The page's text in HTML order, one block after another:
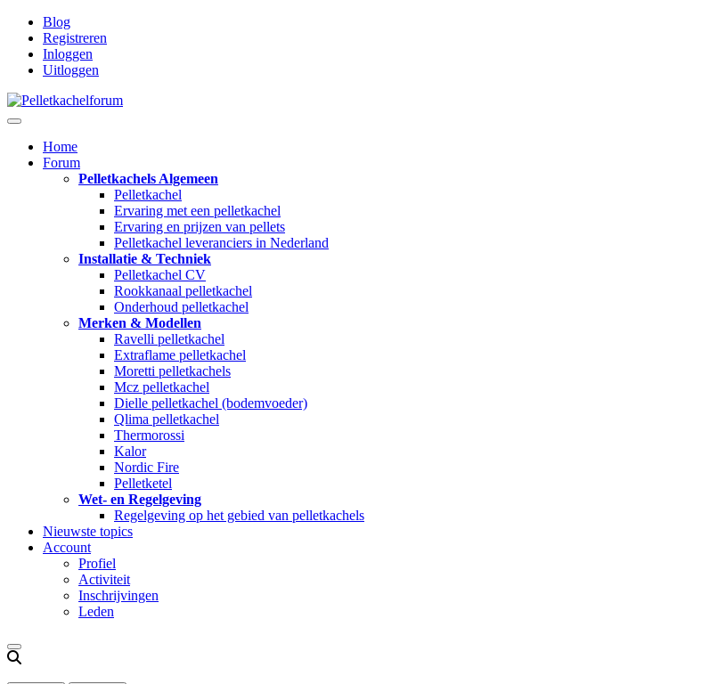
Blog
Registreren
Inloggen
Uitloggen
Home
Forum
Pelletkachels Algemeen
Pelletkachel
Ervaring met een pelletkachel
Ervaring en prijzen van pellets
Pelletkachel leveranciers in Nederland
Installatie & Techniek
Pelletkachel CV
Rookkanaal pelletkachel
Onderhoud pelletkachel
Merken & Modellen
Ravelli pelletkachel
Extraflame pelletkachel
Moretti pelletkachels
Mcz pelletkachel
Dielle pelletkachel (bodemvoeder)
Qlima pelletkachel
Thermorossi
Kalor
Nordic Fire
Pelletketel
Wet- en Regelgeving
Regelgeving op het gebied van pelletkachels
Nieuwste topics
Account
Profiel
Activiteit
Inschrijvingen
Leden